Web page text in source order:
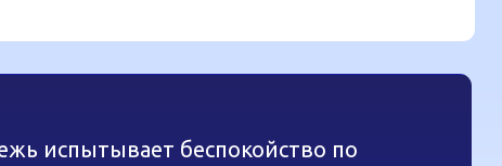
В. Плеханова. Они
программах. Мы
работников